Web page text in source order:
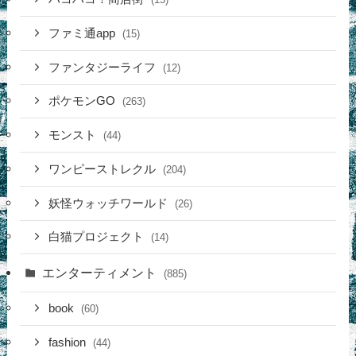
ファミ通app (15)
ファンタジーライフ (12)
ポケモンGO (263)
モンスト (44)
ワンピーストレクル (204)
妖怪ウォッチワールド (26)
白猫プロジェクト (14)
エンターティメント (885)
book (60)
fashion (44)